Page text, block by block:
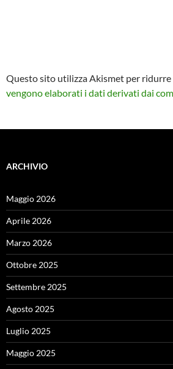
Questo sito utilizza Akismet per ridurre
vengono elaborati i dati derivati dai
ARCHIVIO
Maggio 2026
Aprile 2026
Marzo 2026
Ottobre 2025
Settembre 2025
Agosto 2025
Luglio 2025
Maggio 2025